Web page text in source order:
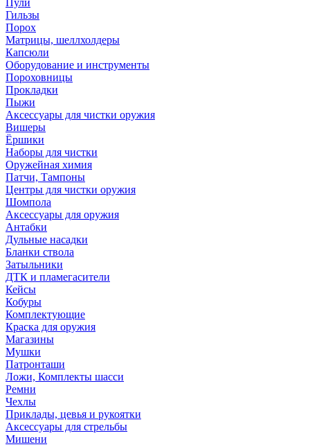
Пули
Гильзы
Порох
Матрицы, шеллхолдеры
Капсюли
Оборудование и инструменты
Пороховницы
Прокладки
Пыжи
Аксессуары для чистки оружия
Вишеры
Ёршики
Наборы для чистки
Оружейная химия
Патчи, Тампоны
Центры для чистки оружия
Шомпола
Аксессуары для оружия
Антабки
Дульные насадки
Бланки ствола
Затыльники
ДТК и пламегасители
Кейсы
Кобуры
Комплектующие
Краска для оружия
Магазины
Мушки
Патронташи
Ложи, Комплекты шасси
Ремни
Чехлы
Приклады, цевья и рукоятки
Аксессуары для стрельбы
Мишени